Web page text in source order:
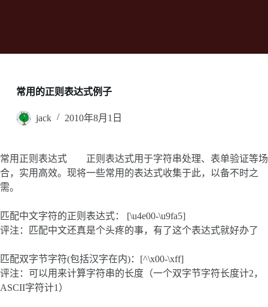
常用的正则表达式例子
jack 2010年8月1日
常用正则表达式 正则表达式用于字符串处理、表单验证等场
合，实用高效。现将一些常用的表达式收集于此，以备不时之
需。
匹配中文字符的正则表达式： [\u4e00-\u9fa5]
评注：匹配中文还真是个头疼的事，有了这个表达式就好办了
匹配双字节字符(包括汉字在内)：[^\x00-\xff]
评注：可以用来计算字符串的长度（一个双字节字符长度计2，
ASCII字符计1）